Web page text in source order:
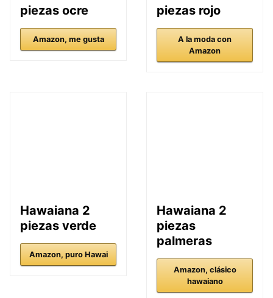
piezas ocre
Amazon, me gusta
piezas rojo
A la moda con
Amazon
Hawaiana 2
piezas verde
Amazon, puro Hawai
Hawaiana 2
piezas
palmeras
Amazon, clásico
hawaiano